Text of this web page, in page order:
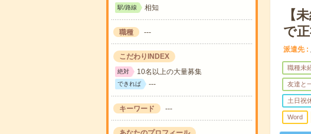
駅/路線 相知
職種 ---
こだわりINDEX
絶対 10名以上の大量募集
できれば ---
キーワード ---
【
で
派遣先
職種未
友達と
土日祝
Word